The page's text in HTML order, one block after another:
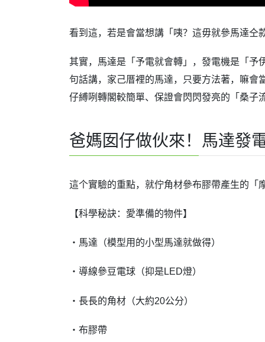
看到這，若是會當想講「咦？這毋就參馬達仝
其實，馬達是「予電就會轉」，發電機是「予
句話講，家己厝裡的馬達，只要方法著，嘛會
仔縛咧轉閣較簡單、保證會閃閃發亮的「桑子
爸媽囡仔做伙來！馬達發
這个實驗的重點，就佇角材參布膠帶產生的「
【科學秘訣：愛準備的物件】
・馬達（模型用的小型馬達就做得）
・導線參豆電球（抑是LED燈）
・長長的角材（大約20公分）
・布膠帶